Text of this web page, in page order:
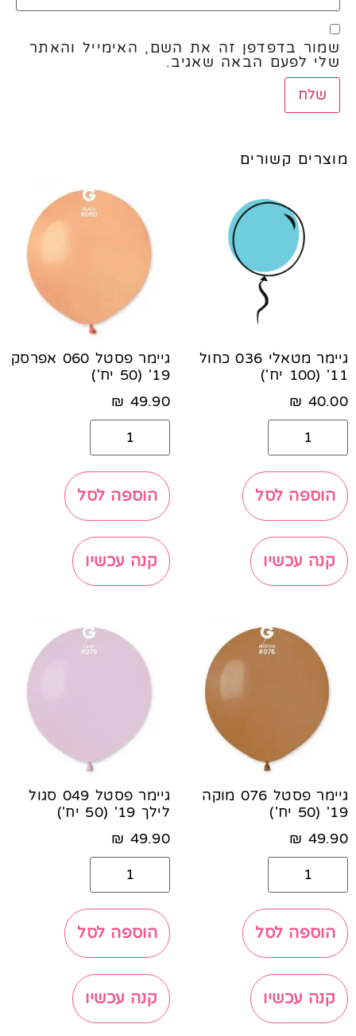
שמור בדפדפן זה את השם, האימייל והאתר
שלי לפעם הבאה שאגיב.
מוצרים קשורים
גיימר מטאלי 036 כחול
11' (100 יח')
40.00
₪
הוספה לסל
קנה עכשיו
גיימר פסטל 060 אפרסק
19' (50 יח')
49.90
₪
הוספה לסל
קנה עכשיו
גיימר פסטל 076 מוקה
19' (50 יח')
49.90
₪
הוספה לסל
קנה עכשיו
גיימר פסטל 049 סגול
לילך 19' (50 יח')
49.90
₪
הוספה לסל
קנה עכשיו